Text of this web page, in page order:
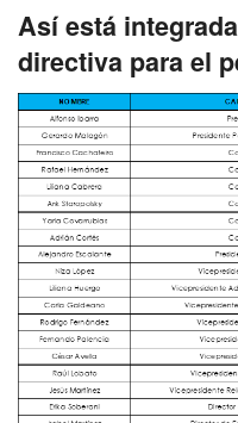
Así está
directiva para el